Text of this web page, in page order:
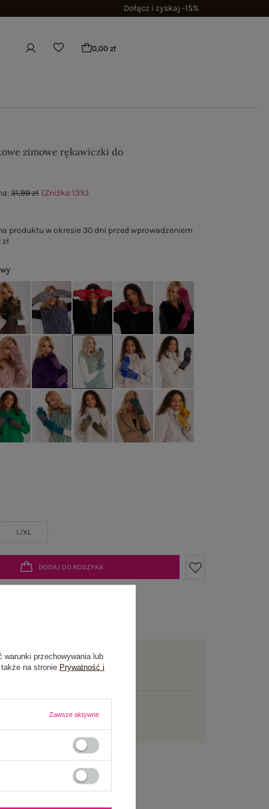
Dołącz i zyskaj -15%
0,00 zł
zimowe rękawiczki do
L/XL
31,99 zł (Zniżka13%)
produktu w okresie 30 dni przed wprowadzeniem
DODAJ DO KOSZYKA
od 7,99 zł
warunki przechowywania lub
na stronie Prywatność i
Zawsze aktywne